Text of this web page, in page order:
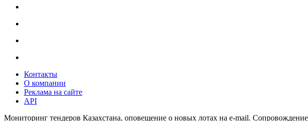
Контакты
О компании
Реклама на сайте
API
Мониторинг тендеров Казахстана, оповещение о новых лотах на e-mail.